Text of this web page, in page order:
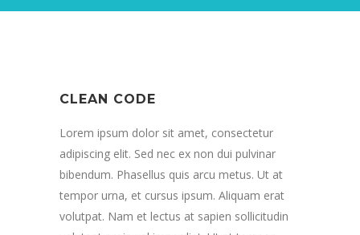
CLEAN CODE
Lorem ipsum dolor sit amet, consectetur
adipiscing elit. Sed nec ex non dui pulvinar
bibendum. Phasellus quis arcu metus. Ut at
tempor urna, et cursus ipsum. Aliquam erat
volutpat. Nam et lectus at sapien sollicitudin